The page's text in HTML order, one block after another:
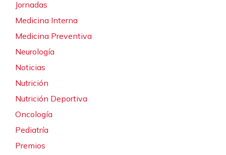
Jornadas
Medicina Interna
Medicina Preventiva
Neurología
Noticias
Nutrición
Nutrición Deportiva
Oncología
Pediatría
Premios